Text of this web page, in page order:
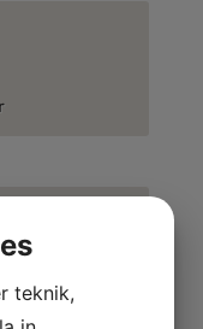
teknik,